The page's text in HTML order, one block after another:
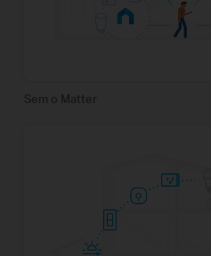
Sem o Matter